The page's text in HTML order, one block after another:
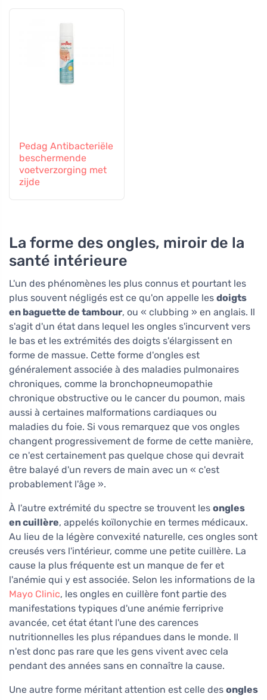
Pedag Antibacteriële
beschermende
voetverzorging met
zijde
La forme des ongles, miroir de la
santé intérieure
L'un des phénomènes les plus connus et pourtant les
plus souvent négligés est ce qu'on appelle les doigts
en baguette de tambour, ou « clubbing » en anglais. Il
s'agit d'un état dans lequel les ongles s'incurvent vers
le bas et les extrémités des doigts s'élargissent en
forme de massue. Cette forme d'ongles est
généralement associée à des maladies pulmonaires
chroniques, comme la bronchopneumopathie
chronique obstructive ou le cancer du poumon, mais
aussi à certaines malformations cardiaques ou
maladies du foie. Si vous remarquez que vos ongles
changent progressivement de forme de cette manière,
ce n'est certainement pas quelque chose qui devrait
être balayé d'un revers de main avec un « c'est
probablement l'âge ».
À l'autre extrémité du spectre se trouvent les ongles
en cuillère, appelés koïlonychie en termes médicaux.
Au lieu de la légère convexité naturelle, ces ongles sont
creusés vers l'intérieur, comme une petite cuillère. La
cause la plus fréquente est un manque de fer et
l'anémie qui y est associée. Selon les informations de la
Mayo Clinic, les ongles en cuillère font partie des
manifestations typiques d'une anémie ferriprive
avancée, cet état étant l'une des carences
nutritionnelles les plus répandues dans le monde. Il
n'est donc pas rare que les gens vivent avec cela
pendant des années sans en connaître la cause.
Une autre forme méritant attention est celle des ongles